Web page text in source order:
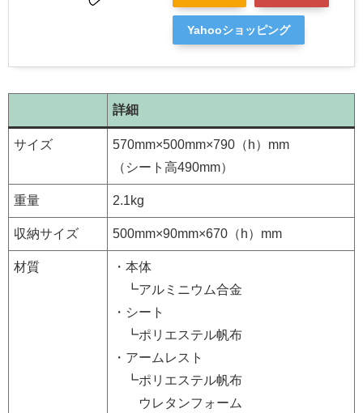
Yahooショッピング
詳細
サイズ
570mm×500mm×790（h）mm
（シート高490mm）
重量 2.1kg
収納サイズ 500mm×90mm×670（h）mm
材質
・本体
┗アルミニウム合金
・シート
┗ポリエステル帆布
・アームレスト
┗ポリエステル帆布
ウレタンフォーム